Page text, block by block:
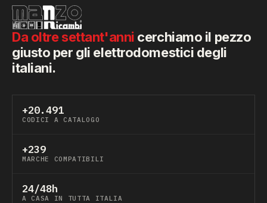
Da oltre settant'anni cerchiamo il pezzo
giusto per gli elettrodomestici degli
italiani.
+20.491
CODICI A CATALOGO
+239
MARCHE COMPATIBILI
24/48h
A CASA IN TUTTA ITALIA